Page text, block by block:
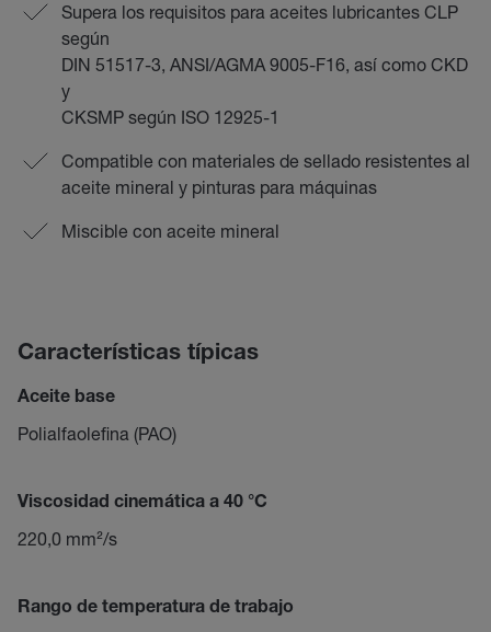
Supera los requisitos para aceites lubricantes CLP
según
DIN 51517-3, ANSI/AGMA 9005-F16, así como CKD
y
CKSMP según ISO 12925-1
Compatible con materiales de sellado resistentes al
aceite mineral y pinturas para máquinas
Miscible con aceite mineral
Características típicas
Aceite base
Polialfaolefina (PAO)
Viscosidad cinemática a 40 °C
220,0 mm²/s
Rango de temperatura de trabajo